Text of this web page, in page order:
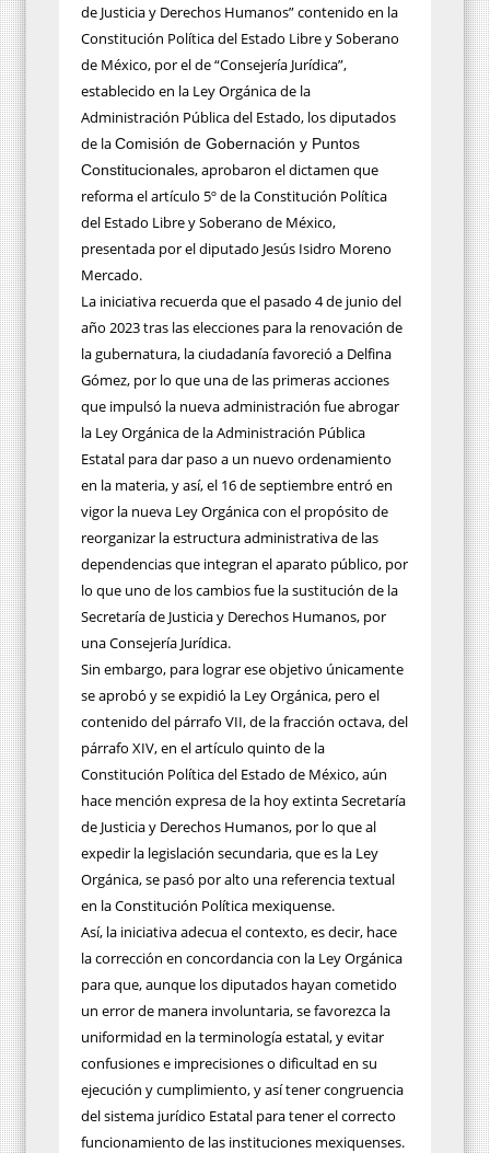
de Justicia y Derechos Humanos” contenido en la
Constitución Política del Estado Libre y Soberano
de México, por el de “Consejería Jurídica”,
establecido en la Ley Orgánica de la
Administración Pública del Estado, los diputados
de laComisión de Gobernación y Puntos
Constitucionales, aprobaron el dictamen que
reforma el artículo 5º de la Constitución Política
del Estado Libre y Soberano de México,
presentada por el diputado Jesús Isidro Moreno
Mercado.
La iniciativa recuerda que el pasado 4 de junio del
año 2023 tras las elecciones para la renovación de
la gubernatura, la ciudadanía favoreció a Delfina
Gómez, por lo que una de las primeras acciones
que impulsó la nueva administración fue abrogar
la Ley Orgánica de la Administración Pública
Estatal para dar paso a un nuevo ordenamiento
en la materia, y así, el 16 de septiembre entró en
vigor la nueva Ley Orgánica con el propósito de
reorganizar la estructura administrativa de las
dependencias que integran el aparato público, por
lo que uno de los cambios fue la sustitución de la
Secretaría de Justicia y Derechos Humanos, por
una Consejería Jurídica.
Sin embargo, para lograr ese objetivo únicamente
se aprobó y se expidió la Ley Orgánica, pero el
contenido del párrafo VII, de la fracción octava, del
párrafo XIV, en el artículo quinto de la
Constitución Política del Estado de México, aún
hace mención expresa de la hoy extinta Secretaría
de Justicia y Derechos Humanos, por lo que al
expedir la legislación secundaria, que es la Ley
Orgánica, se pasó por alto una referencia textual
en la Constitución Política mexiquense.
Así, la iniciativa adecua el contexto, es decir, hace
la corrección en concordancia con la Ley Orgánica
para que, aunque los diputados hayan cometido
un error de manera involuntaria, se favorezca la
uniformidad en la terminología estatal, y evitar
confusiones e imprecisiones o dificultad en su
ejecución y cumplimiento, y así tener congruencia
del sistema jurídico Estatal para tener el correcto
funcionamiento de las instituciones mexiquenses.